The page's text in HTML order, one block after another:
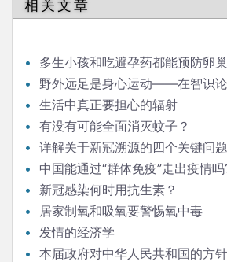
相关文章
多生小孩和吃避孕药都能预防卵
野外远足是身心运动——在智识论
发言生活中真正要担心的辐射
有没有可能全面消灭蚊子？
详解关于新冠溯源的四个关键问题
中国能通过“群体免疫”走出疫情吗
新冠感染何时用抗生素？
居家制氧和吸氧要警惕氧中毒
发情的经济学
本届政府对中华人民共和国的方针